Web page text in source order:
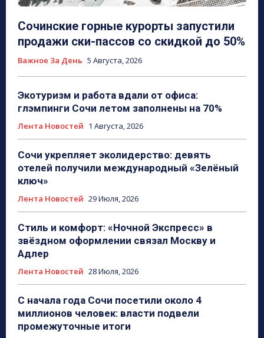
Сочинские горные курорты запустили
продажи ски-пассов со скидкой до 50%
Важное За День 5 Августа, 2026
Экотуризм и работа вдали от офиса:
глэмпинги Сочи летом заполнены на 70%
Лента Новостей 1 Августа, 2026
Сочи укрепляет эколидерство: девять
отелей получили международный «Зелёный
ключ»
Лента Новостей 29 Июля, 2026
Стиль и комфорт: «Ночной Экспресс» в
звёздном оформлении связал Москву и
Адлер
Лента Новостей 28 Июля, 2026
С начала года Сочи посетили около 4
миллионов человек: власти подвели
промежуточные итоги